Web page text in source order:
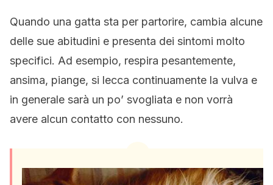
Quando una gatta sta per partorire, cambia alcune
delle sue abitudini e presenta dei sintomi molto
specifici. Ad esempio, respira pesantemente,
ansima, piange, si lecca continuamente la vulva e
in generale sarà un po’ svogliata e non vorrà
avere alcun contatto con nessuno.